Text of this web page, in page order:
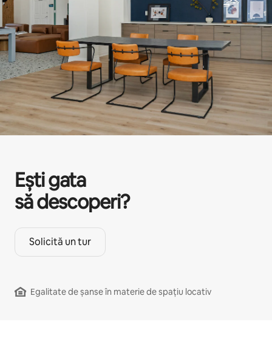
Ești gata
să descoperi?
Solicită un tur
Egalitate de șanse în materie de spațiu locativ